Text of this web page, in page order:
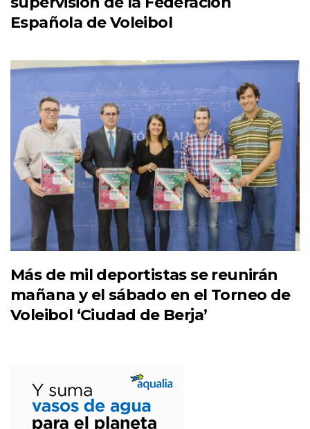
Española de Voleibol
Más de mil deportistas se reunirán
mañana y el sábado en el Torneo de
Voleibol ‘Ciudad de Berja’